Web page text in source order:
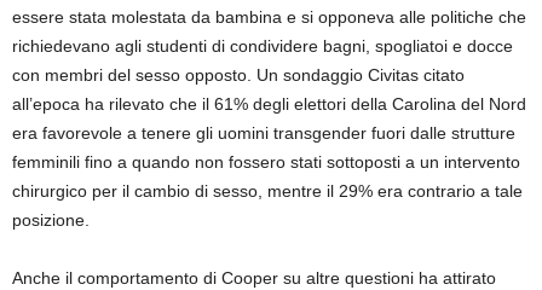
essere stata molestata da bambina e si opponeva alle politiche che
richiedevano agli studenti di condividere bagni, spogliatoi e docce
con membri del sesso opposto. Un sondaggio Civitas citato
all’epoca ha rilevato che il 61% degli elettori della Carolina del Nord
era favorevole a tenere gli uomini transgender fuori dalle strutture
femminili fino a quando non fossero stati sottoposti a un intervento
chirurgico per il cambio di sesso, mentre il 29% era contrario a tale
posizione.
Anche il comportamento di Cooper su altre questioni ha attirato